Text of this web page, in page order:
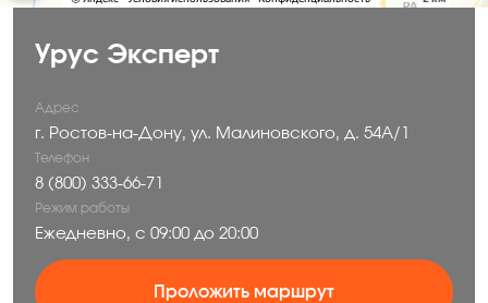
Урус Эксперт
Адрес
г. Ростов-на-Дону, ул. Малиновского, д. 54A/1
Телефон
‪8 (800) 333-66-71
Режим работы
Ежедневно, с 09:00 до 20:00
Проложить маршрут